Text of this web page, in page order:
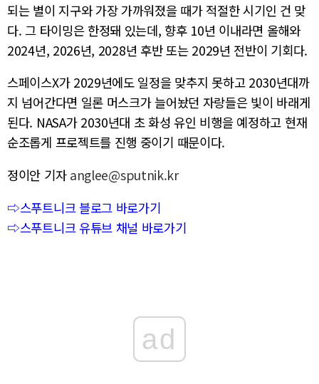
되는 별이 지구와 가장 가까워졌을 때가 적절한 시기인 건 맞
다. 그 타이밍은 한정돼 있는데, 향후 10년 이내라면 올해와
2024년, 2026년, 2028년 후반 또는 2029년 전반이 기회다.
스페이스X가 2029년에도 일정을 맞추지 못하고 2030년대까
지 넘어간다면 일론 머스크가 늘어놨던 자랑들은 빛이 바래게
된다. NASA가 2030년대 초 화성 유인 비행을 예정하고 현재
순조롭게 프로젝트를 진행 중이기 때문이다.
정이안 기자 anglee@sputnik.kr
⇨스푸트니크 블로그 바로가기
⇨스푸트니크 유튜브 채널 바로가기
ad